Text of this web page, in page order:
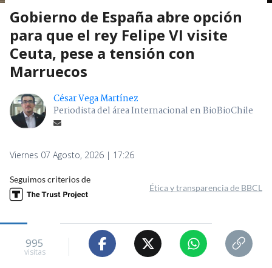
Gobierno de España abre opción
para que el rey Felipe VI visite
Ceuta, pese a tensión con
Marruecos
César Vega Martínez
Periodista del área Internacional en BioBioChile
Viernes 07 Agosto, 2026 | 17:26
Seguimos criterios de
Ética y transparencia de BBCL
995
visitas